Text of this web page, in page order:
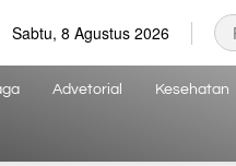
Sabtu, 8 Agustus 2026
Advetorial Kesehatan